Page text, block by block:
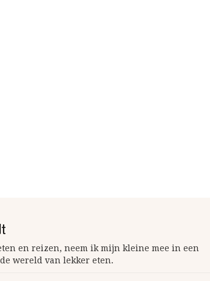
en reizen, neem ik mijn kleine mee in een
wereld van lekker eten.